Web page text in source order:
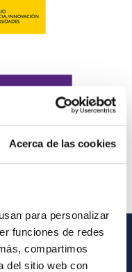
Acerca de las cookies
para personalizar
funciones de redes
compartimos
del sitio web con